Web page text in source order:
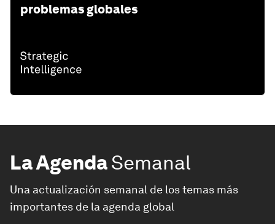
problemas globales
La AgendaSemanal
Una actualización semanal de los temas más
importantes de la agenda global